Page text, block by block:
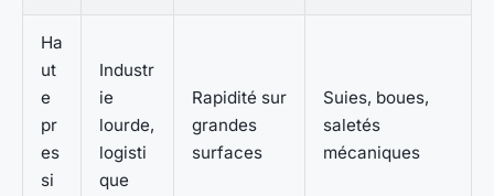
Ha
ut
e
pr
es
si
Industr
ie
lourde,
logisti
que
Rapidité sur
grandes
surfaces
Suies, boues,
saletés
mécaniques